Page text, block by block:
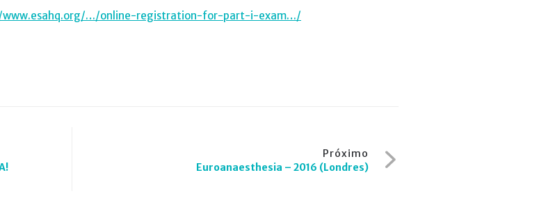
…/online-registration-for-part-i-exam…/
Próximo
Euroanaesthesia – 2016 (Londres)